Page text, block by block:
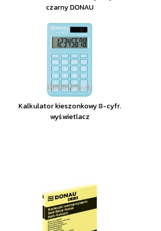
czarny DONAU
Kalkulator kieszonkowy 8-cyfr.
wyświetlacz